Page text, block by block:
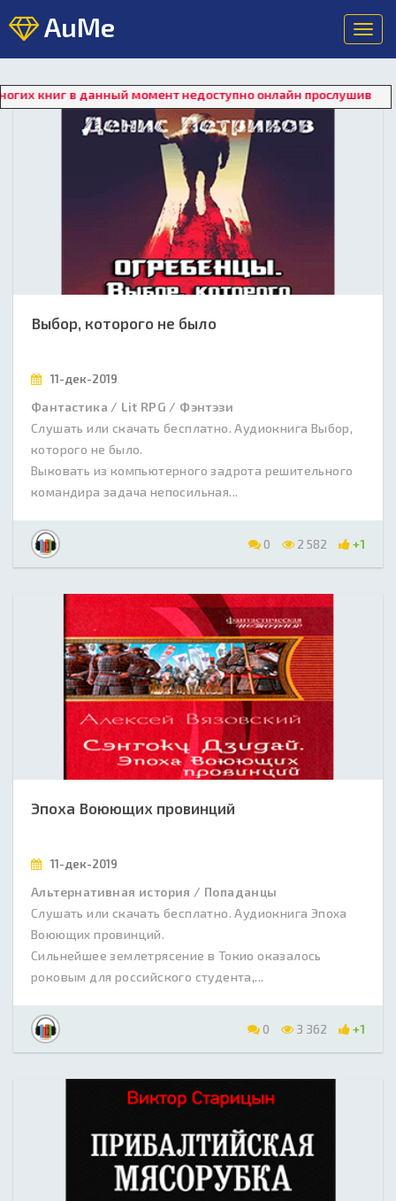
AuMe
в данный момент недоступно онлайн прослушивание. Для
Выбор, которого не было
11-дек-2019
Фантастика / Lit RPG / Фэнтэзи
Слушать или скачать бесплатно. Аудиокнига Выбор,
которого не было.
Выковать из компьютерного задрота решительного
командира задача непосильная...
0 2 582 +1
Эпоха Воюющих провинций
11-дек-2019
Альтернативная история / Попаданцы
Слушать или скачать бесплатно. Аудиокнига Эпоха
Воюющих провинций.
Сильнейшее землетрясение в Токио оказалось
роковым для российского студента,...
0 3 362 +1